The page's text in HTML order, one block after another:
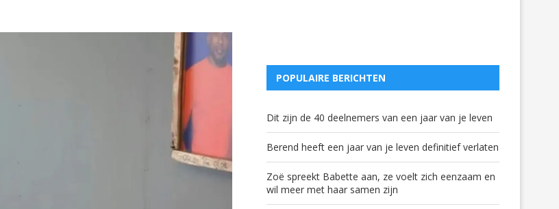
POPULAIRE BERICHTEN
Dit zijn de 40 deelnemers van een jaar van je leven
Berend heeft een jaar van je leven definitief verlaten
Zoë spreekt Babette aan, ze voelt zich eenzaam en
wil meer met haar samen zijn